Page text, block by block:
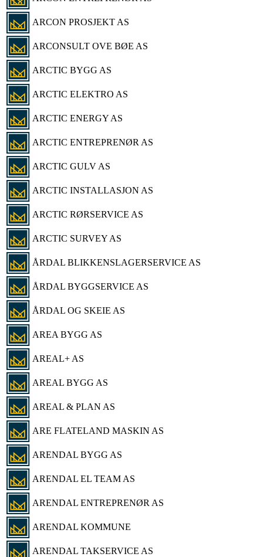
ARCON PROSJEKT AS
ARCONSULT OVE BØE AS
ARCTIC BYGG AS
ARCTIC ELEKTRO AS
ARCTIC ENERGY AS
ARCTIC ENTREPRENØR AS
ARCTIC GULV AS
ARCTIC INSTALLASJON AS
ARCTIC RØRSERVICE AS
ARCTIC SURVEY AS
ÅRDAL BLIKKENSLAGERSERVICE AS
ÅRDAL BYGGSERVICE AS
ÅRDAL OG SKEIE AS
AREA BYGG AS
AREAL+ AS
AREAL BYGG AS
AREAL & PLAN AS
ARE FLATELAND MASKIN AS
ARENDAL BYGG AS
ARENDAL EL TEAM AS
ARENDAL ENTREPRENØR AS
ARENDAL KOMMUNE
ARENDAL TAKSERVICE AS